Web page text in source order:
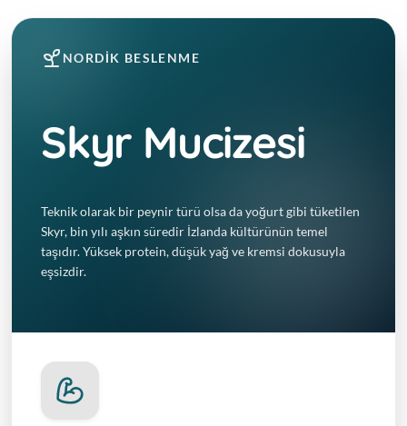
NORDIK BESLENME
Skyr Mucizesi
Teknik olarak bir peynir türü olsa da yoğurt gibi tüketilen
Skyr, bin yılı aşkın süredir İzlanda kültürünün temel
taşıdır. Yüksek protein, düşük yağ ve kremsi dokusuyla
eşsizdir.